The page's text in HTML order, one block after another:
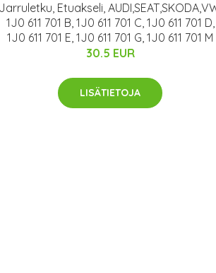
Jarruletku, Etuakseli,
1J0 611 701 B, 1J0 611 701 C, 1J0 611 701 D,
1J0 611 701 E, 1J0 611 701 G, 1J0 611 701 M
30.5 EUR
LISÄTIETOJA